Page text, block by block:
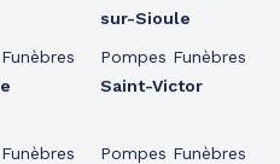
sur-Sioule
Pompes Funèbres
Saint-Victor
Pompes Funèbres